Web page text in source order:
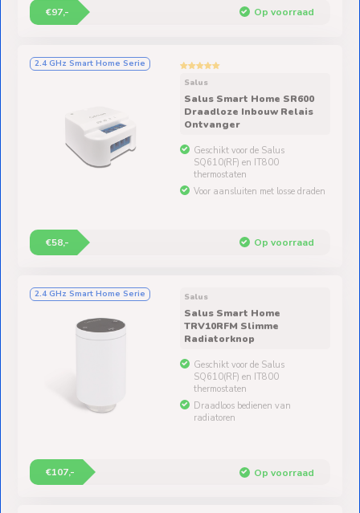
€97,- Op voorraad
2.4 GHz Smart Home Serie
Salus
Salus Smart Home SR600
Draadloze Inbouw Relais
Ontvanger
Geschikt voor de Salus
SQ610(RF) en IT800
thermostaten
Voor aansluiten met losse draden
€58,- Op voorraad
2.4 GHz Smart Home Serie Salus
Salus Smart Home
TRV10RFM Slimme
Radiatorknop
Geschikt voor de Salus
SQ610(RF) en IT800
thermostaten
Draadloos bedienen van
radiatoren
€107,- Op voorraad